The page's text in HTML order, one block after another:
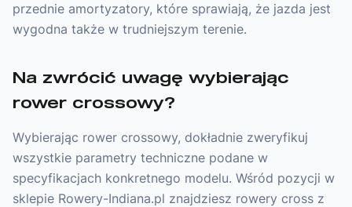
przednie amortyzatory, które sprawiają, że jazda jest
wygodna także w trudniejszym terenie.
Na zwrócić uwagę wybierając
rower crossowy?
Wybierając rower crossowy, dokładnie zweryfikuj
wszystkie parametry techniczne podane w
specyfikacjach konkretnego modelu. Wśród pozycji w
sklepie Rowery-Indiana.pl znajdziesz rowery cross z